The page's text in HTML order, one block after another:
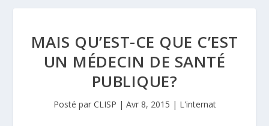
MAIS QU’EST-CE QUE C’EST
UN MÉDECIN DE SANTÉ
PUBLIQUE?
Posté par CLISP | Avr 8, 2015 | L'internat